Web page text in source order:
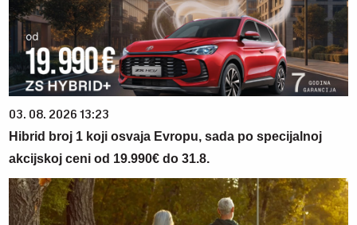
03. 08. 2026 13:23
Hibrid broj 1 koji osvaja Evropu, sada po specijalnoj
akcijskoj ceni od 19.990€ do 31.8.